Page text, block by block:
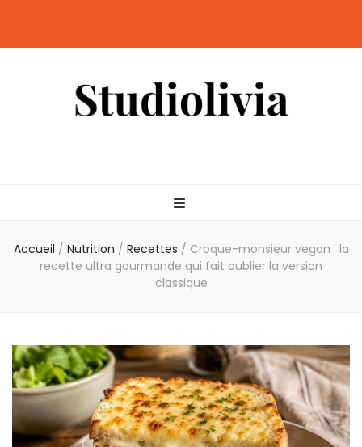
Accueil / Nutrition / Recettes / Croque-monsieur vegan : la
recette ultra gourmande qui fait oublier la version
classique